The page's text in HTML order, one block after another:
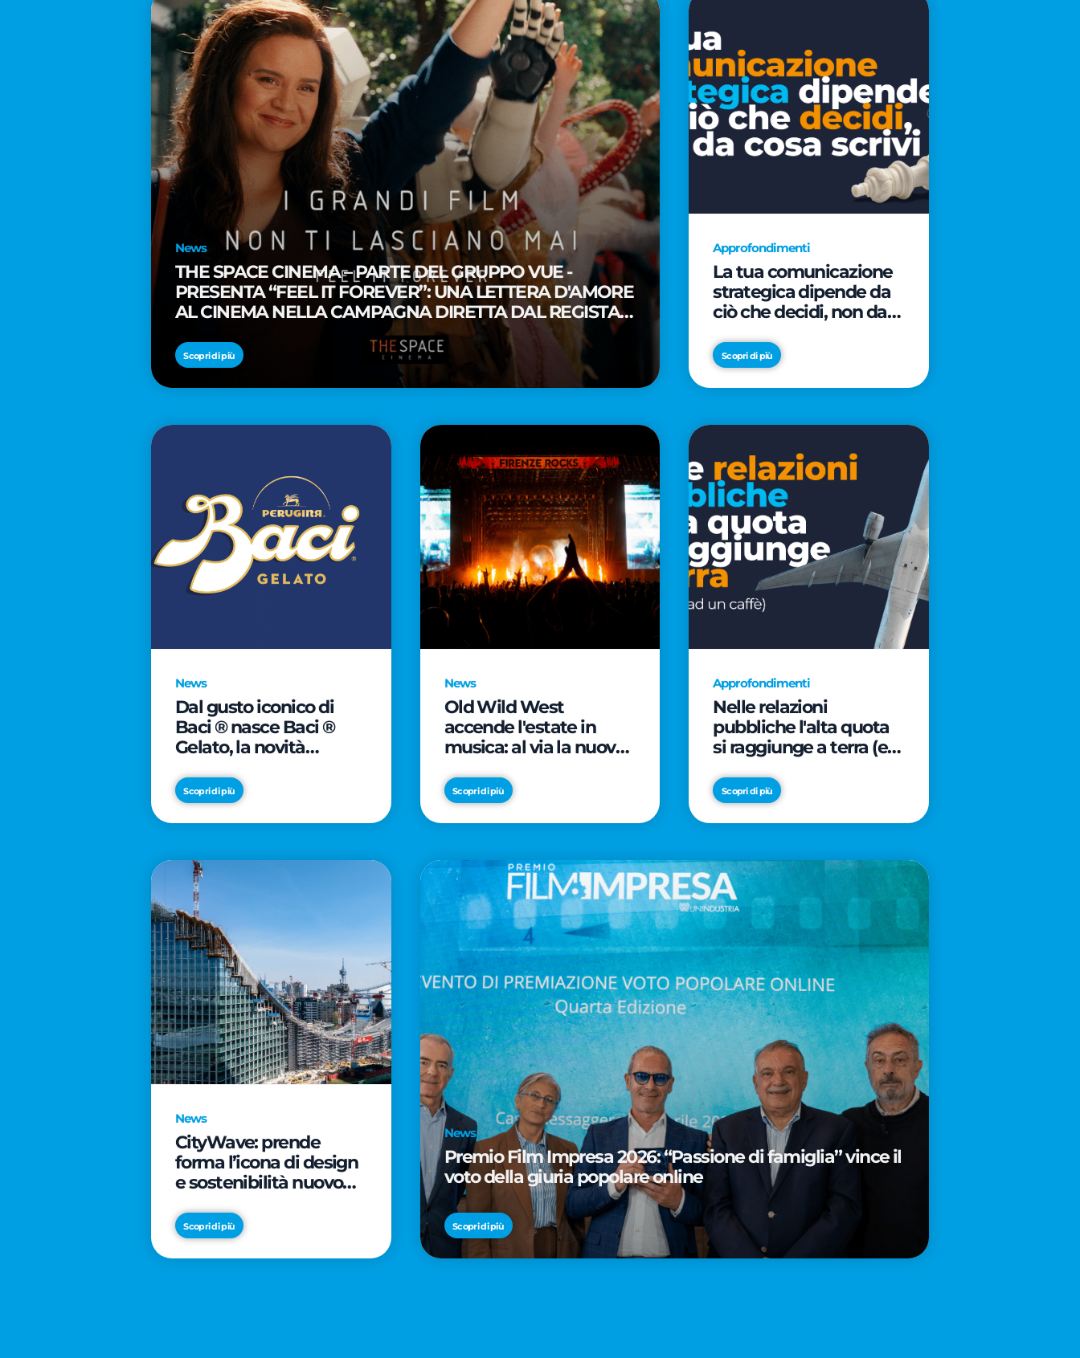
News
THE SPACE CINEMA – PARTE DEL GRUPPO VUE -
PRESENTA “FEEL IT FOREVER”: UNA LETTERA D'AMORE
AL CINEMA NELLA CAMPAGNA DIRETTA DAL REGISTA
PREMIO OSCAR® TAIKA WAITITI
Scopri di più
Approfondimenti
La tua comunicazione
strategica dipende da
ciò che decidi, non da
Scopri di più
News
Dal gusto iconico di
Baci ® nasce Baci ®
Gelato, la novità
Scopri di più
News
Old Wild West
accende l'estate in
musica: al via la nuova
e le prestigiose
partnership con Radio
Italia e Live Nation
Scopri di più
Approfondimenti
Nelle relazioni
pubbliche l'alta quota
si raggiunge a terra (e
Scopri di più
News
CityWave: prende
forma l’icona di design
e sostenibilità nuovo
Scopri di più
News
Premio Film Impresa 2026: “Passione di famiglia” vince il
voto della giuria popolare online
Scopri di più